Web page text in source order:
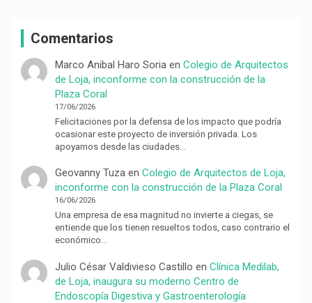
Comentarios
Marco Anibal Haro Soriaen Colegio de Arquitectos
de Loja, inconforme con la construcción de la
Plaza Coral
17/06/2026
Felicitaciones por la defensa de los impacto que podría
ocasionar este proyecto de inversión privada. Los
apoyamos desde las ciudades…
Geovanny Tuzaen Colegio de Arquitectos de Loja,
inconforme con la construcción de la Plaza Coral
16/06/2026
Una empresa de esa magnitud no invierte a ciegas, se
entiende que los tienen resueltos todos, caso contrario el
económico…
Julio César Valdivieso Castillo en Clínica Medilab,
de Loja, inaugura su moderno Centro de
Endoscopía Digestiva y Gastroenterología